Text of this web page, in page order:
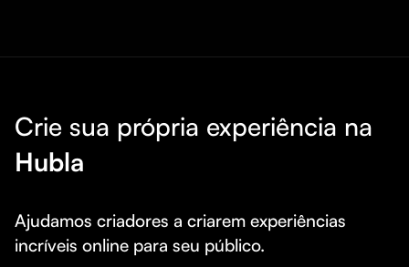
Crie sua própria experiência na
Hubla
Ajudamos criadores a criarem experiências
incríveis online para seu público.